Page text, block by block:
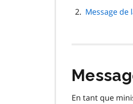
Message de
En tant que